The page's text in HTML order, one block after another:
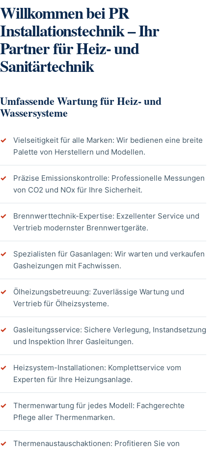
Willkommen bei PR
Installationstechnik – Ihr
Partner für Heiz- und
Sanitärtechnik
Umfassende Wartung für Heiz- und
Wassersysteme
Vielseitigkeit für alle Marken: Wir bedienen eine breite
Palette von Herstellern und Modellen.
Präzise Emissionskontrolle: Professionelle Messungen
von CO2 und NOx für Ihre Sicherheit.
Brennwerttechnik-Expertise: Exzellenter Service und
Vertrieb modernster Brennwertgeräte.
Spezialisten für Gasanlagen: Wir warten und verkaufen
Gasheizungen mit Fachwissen.
Ölheizungsbetreuung: Zuverlässige Wartung und
Vertrieb für Ölheizsysteme.
Gasleitungsservice: Sichere Verlegung, Instandsetzung
und Inspektion Ihrer Gasleitungen.
Heizsystem-Installationen: Komplettservice vom
Experten für Ihre Heizungsanlage.
Thermenwartung für jedes Modell: Fachgerechte
Pflege aller Thermenmarken.
Thermenaustauschaktionen: Profitieren Sie von